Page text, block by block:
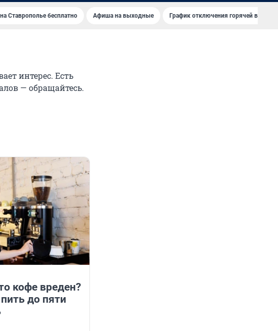
Ставрополье бесплатно Афиша на выходные График отключения горячей воды в
интерес. Есть
— обращайтесь.
кофе вреден?
до пяти